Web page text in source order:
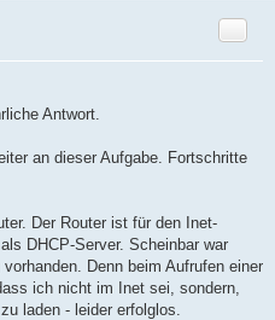
Zitat
Antwort.
an dieser Aufgabe. Fortschritte
Der Router ist für den Inet-
DHCP-Server. Scheinbar war
Denn beim Aufrufen einer
ich nicht im Inet sei, sondern,
laden - leider erfolglos.